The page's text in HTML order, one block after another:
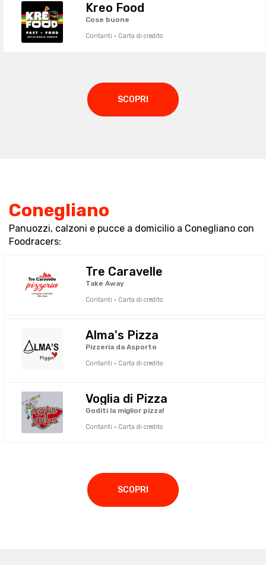
Kreo Food
Cose buone
Contanti · Carta di credito
SCOPRI
Conegliano
Panuozzi, calzoni e pucce a domicilio a Conegliano con
Foodracers:
Tre Caravelle
Take Away
Contanti · Carta di credito
Alma's Pizza
Pizzeria da Asporto
Contanti · Carta di credito
Voglia di Pizza
Goditi la miglior pizza!
Contanti · Carta di credito
SCOPRI